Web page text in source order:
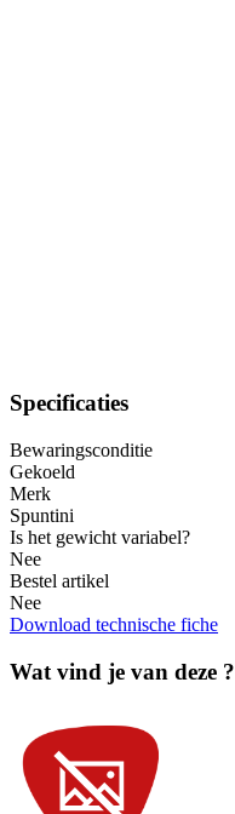
Specificaties
Bewaringsconditie
Gekoeld
Merk
Spuntini
Is het gewicht variabel?
Nee
Bestel artikel
Nee
Download technische fiche
Wat vind je van deze ?